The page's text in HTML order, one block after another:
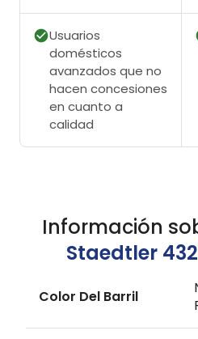
Usuarios
domésticos
avanzados que no
hacen concesiones
en cuanto a
calidad
Información
Staedtler
Color Del Barril